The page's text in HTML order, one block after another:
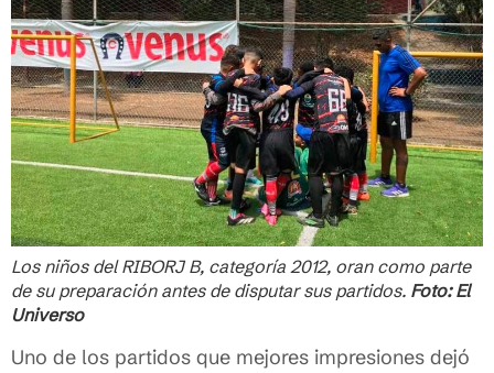
Los niños del RIBORJ B, categoría 2012, oran como parte
de su preparación antes de disputar sus partidos. Foto: El
Universo
Uno de los partidos que mejores impresiones dejó